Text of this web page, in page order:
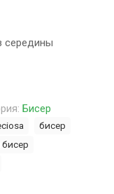
середины
Бисер
бисер